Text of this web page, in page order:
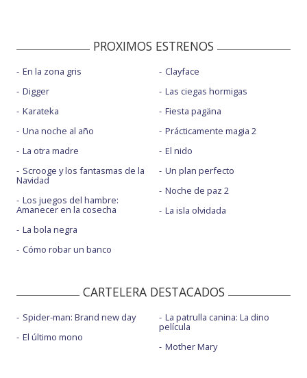
PROXIMOS ESTRENOS
En la zona gris
Digger
Karateka
Una noche al año
La otra madre
Scrooge y los fantasmas de la
Navidad
Los juegos del hambre:
Amanecer en la cosecha
La bola negra
Cómo robar un banco
Clayface
Las ciegas hormigas
Fiesta pagäna
Prácticamente magia 2
El nido
Un plan perfecto
Noche de paz 2
La isla olvidada
CARTELERA DESTACADOS
Spider-man: Brand new day
El último mono
La patrulla canina: La dino
película
Mother Mary